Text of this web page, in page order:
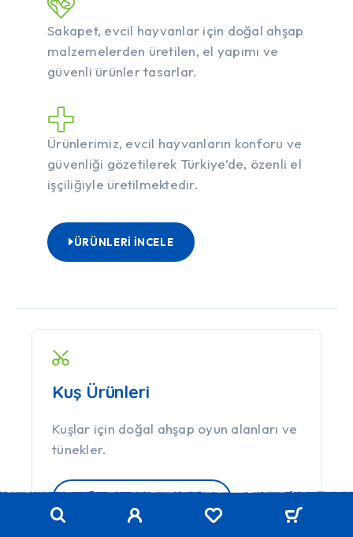
Sakapet, evcil hayvanlar için doğal ahşap
malzemelerden üretilen, el yapımı ve
güvenli ürünler tasarlar.
Ürünlerimiz, evcil hayvanların konforu ve
güvenliği gözetilerek Türkiye’de, özenli el
işçiliğiyle üretilmektedir.
ÜRÜNLERI İNCELE
Kuş Ürünleri
Kuşlar için doğal ahşap oyun alanları ve
tünekler.